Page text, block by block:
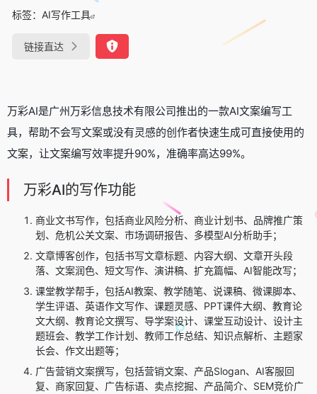
标签： AI写作工具
链接直达
万彩AI是广州万彩信息技术有限公司推出的一款AI文案编写工
具，帮助不会写文案或没有灵感的创作者快速生成可直接使用的
文案，让文案编写效率提升90%，准确率高达99%。
万彩AI的写作功能
商业文书写作，包括商业风险分析、商业计划书、品牌推广策
划、危机公关文案、市场调研报告、多模型AI分析助手；
文章博客创作，包括书写文章标题、内容大纲、文章开头段
落、文案润色、短文写作、演讲稿、扩充篇幅、AI智能改写；
课堂教学帮手，包括AI教案、教学随笔、说课稿、微课脚本、
学生评语、英语作文写作、课题灵感、PPT课件大纲、教育论
文大纲、教育论文撰写、导学案设计、课堂互动设计、设计主
题班会、教学工作计划、教师工作总结、知识点解析、主题家
长会、作文出题等；
广告营销文案撰写，包括营销文案、产品Slogan、AI客服回
复、商家回复、广告标语、卖点挖掘、产品简介、SEM竞价广